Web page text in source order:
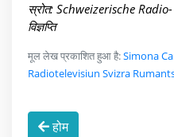
स्रोत: Schweizerische
विज्ञप्ति
मूल लेख प्रकाशित हुआ है:Simona
Radiotelevisiun Svizra
होम